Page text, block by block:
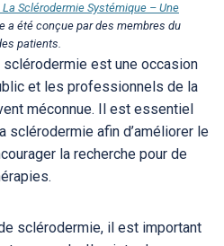
Sclérodermie Systémique – Une
a été conçue par des membres du
patients.
est une occasion
et les professionnels de la
méconnue. Il est essentiel
sclérodermie afin d’améliorer le
la recherche pour de
sclérodermie, il est important